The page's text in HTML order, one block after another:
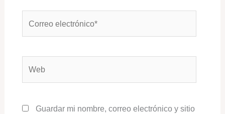
electrónico*
Guardar mi nombre, correo electrónico y sitio